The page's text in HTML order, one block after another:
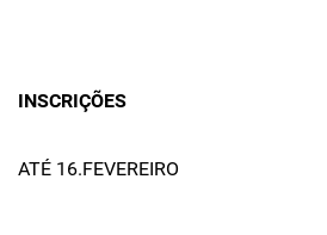
INSCRIÇÕES
ATÉ 16.FEVEREIRO